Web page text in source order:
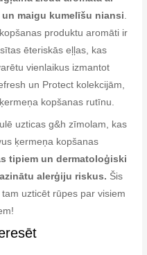
maigu kumelīšu niansi
produktu aromāti ir
ēteriskās eļļas, kas
vienlaikus izmantot
un Protect kolekcijām,
kopšanas rutīnu.
uzticas g&h zīmolam, kas
ķermeņa kopšanas
tipiem un dermatoloģiski
alerģiju riskus. Šis
uzticēt rūpes par visiem